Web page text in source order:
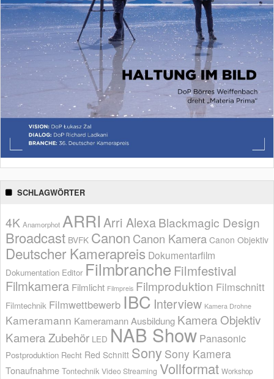
SCHLAGWÖRTER
4K Anamorphot ARRI Arri AlexaBlackmagic Design
Broadcast BVFK Canon Canon Kamera Canon Objektiv
Deutscher Kamerapreis Dokumentarfilm
Dokumentation Editor Filmbranche Filmfestival
Filmkamera Filmlicht Filmpreis Filmproduktion Filmschnitt
Filmtechnik Filmwettbewerb IBC Interview Kamera Drohne
Kameramann Kameramann Ausbildung Kamera Objektiv
Kamera Zubehör LED NAB Show Panasonic
Postproduktion Recht Red Schnitt Sony Sony Kamera
Tonaufnahme Tontechnik Video Streaming Vollformat Workshop